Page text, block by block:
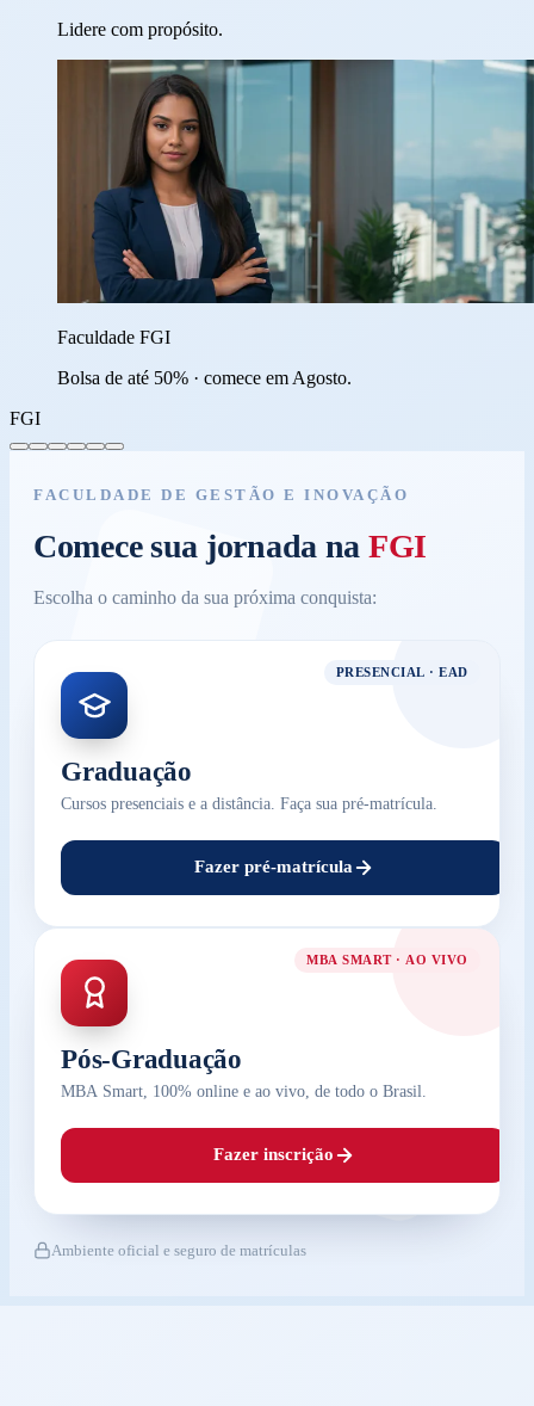
Lidere com propósito.
Faculdade FGI
Bolsa de até 50% · comece em Agosto.
FGI
FACULDADE DE GESTÃO E INOVAÇÃO
Comece sua jornada na FGI
Escolha o caminho da sua próxima conquista:
PRESENCIAL · EAD
Graduação
Cursos presenciais e a distância. Faça sua pré-matrícula.
Fazer pré-matrícula
MBA SMART · AO VIVO
Pós-Graduação
MBA Smart, 100% online e ao vivo, de todo o Brasil.
Fazer inscrição
Ambiente oficial e seguro de matrículas